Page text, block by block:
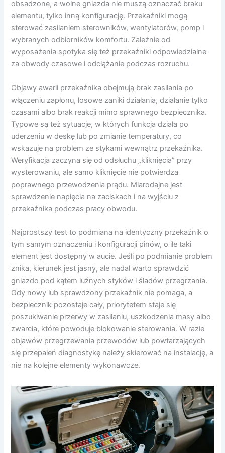
obsadzone, a wolne gniazda nie muszą oznaczać braku
elementu, tylko inną konfigurację. Przekaźniki mogą
sterować zasilaniem sterowników, wentylatorów, pomp i
wybranych odbiorników komfortu. Zależnie od
wyposażenia spotyka się też przekaźniki odpowiedzialne
za obwody czasowe i odciążanie podczas rozruchu.
Objawy awarii przekaźnika obejmują brak zasilania po
włączeniu zapłonu, losowe zaniki działania, działanie tylko
czasami albo brak reakcji mimo sprawnego bezpiecznika.
Typowe są też sytuacje, w których funkcja działa po
uderzeniu w deskę lub po zmianie temperatury, co
wskazuje na problem ze stykami wewnątrz przekaźnika.
Weryfikacja zaczyna się od odsłuchu „kliknięcia” przy
wysterowaniu, ale samo kliknięcie nie potwierdza
poprawnego przewodzenia prądu. Miarodajne jest
sprawdzenie napięcia na zaciskach i na wyjściu z
przekaźnika podczas pracy obwodu.
Najprostszy test to podmiana na identyczny przekaźnik o
tym samym oznaczeniu i konfiguracji pinów, o ile taki
element jest dostępny w aucie. Jeśli po podmianie problem
znika, kierunek jest jasny, ale nadal warto sprawdzić
gniazdo pod kątem luźnych styków i śladów przegrzania.
Gdy nowy lub sprawdzony przekaźnik nie pomaga, a
bezpiecznik pozostaje cały, priorytetem staje się
poszukiwanie przerwy w zasilaniu, uszkodzenia masy albo
zwarcia, które powoduje blokowanie sterowania. W razie
objawów przegrzewania przewodów lub powtarzających
się przepaleń diagnostykę należy skierować na instalację, a
nie na kolejne elementy wykonawcze.